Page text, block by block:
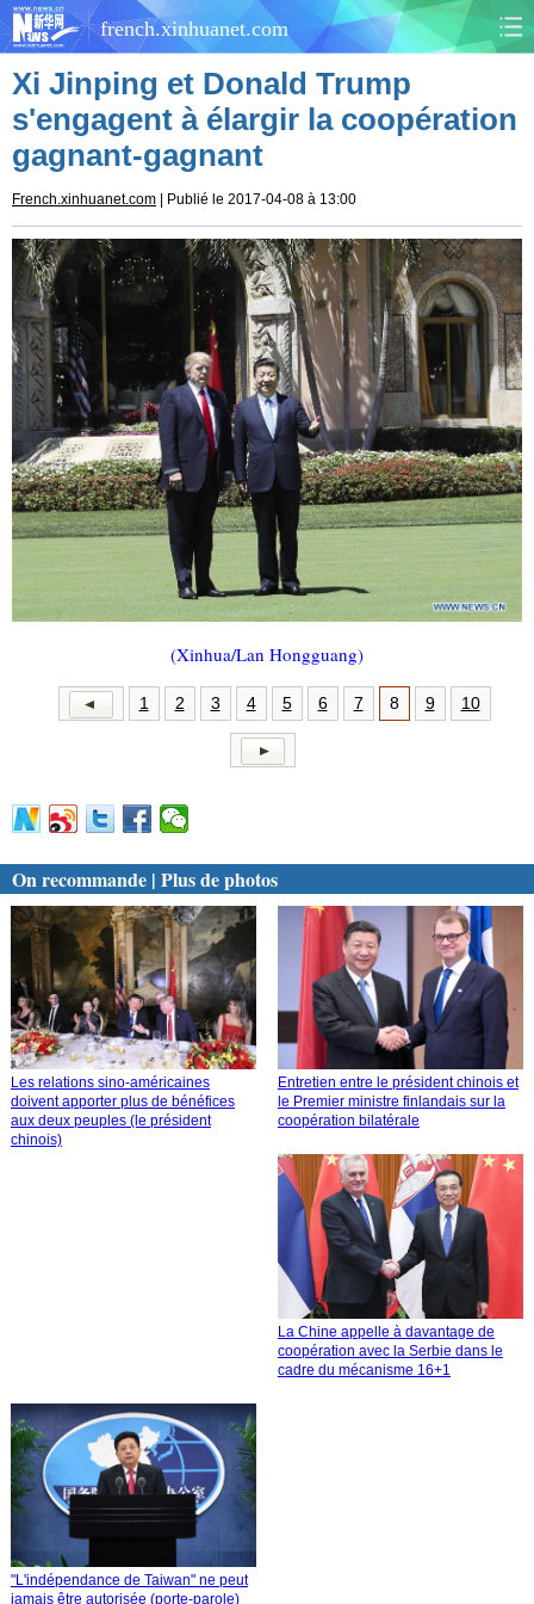
french.xinhuanet.com
CHINE MONDE
AFRIQUE
CULTURE
SANTÉ SPORTS
SCI&TECH PLANÈTE
TOURISME DOCUMENTS
DOSSIERS PHOTOS
VIDÉOS
Xi Jinping et Donald Trump
s'engagent à élargir la coopération
gagnant-gagnant
French.xinhuanet.com | Publié le 2017-04-08 à 13:00
(Xinhua/Lan Hongguang)
1 2 3 4 5 6 7 8 9 10
On recommande | Plus de photos
Les relations sino-américaines
doivent apporter plus de bénéfices
aux deux peuples (le président
chinois)
Entretien entre le président chinois et
le Premier ministre finlandais sur la
coopération bilatérale
La Chine appelle à davantage de
coopération avec la Serbie dans le
cadre du mécanisme 16+1
"L'indépendance de Taiwan" ne peut
jamais être autorisée (porte-parole)